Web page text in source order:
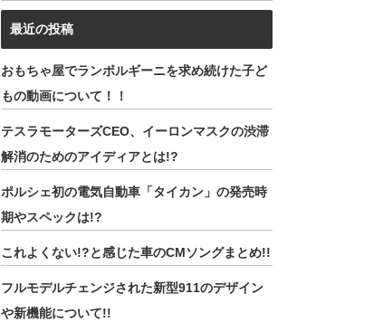
最近の投稿
おもちゃ屋でランボルギーニを求め続けた子ど
もの動画について！！
テスラモーターズCEO、イーロンマスクの渋滞
解消のためのアイディアとは!?
ポルシェ初の電気自動車「タイカン」の発売時
期やスペックは!?
これよくない!?と感じた車のCMソングまとめ!!
フルモデルチェンジされた新型911のデザイン
や新機能について!!